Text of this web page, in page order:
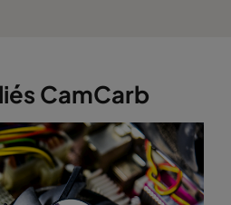
CamCarb